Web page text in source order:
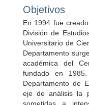
Objetivos
En 1994 fue
División de
Universitario de
Departamento
académica del
fundado en
Departamento de
eje de análisis la